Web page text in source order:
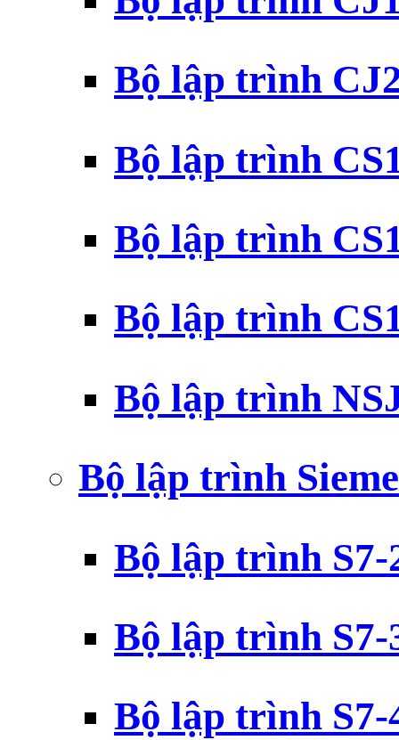
Bộ lập trình
Bộ lập trình
Bộ lập trình
Bộ lập trình
Bộ lập trình
Bộ lập trình
Bộ lập trình S7-
Bộ lập trình S7-
Bộ lập trình S7-